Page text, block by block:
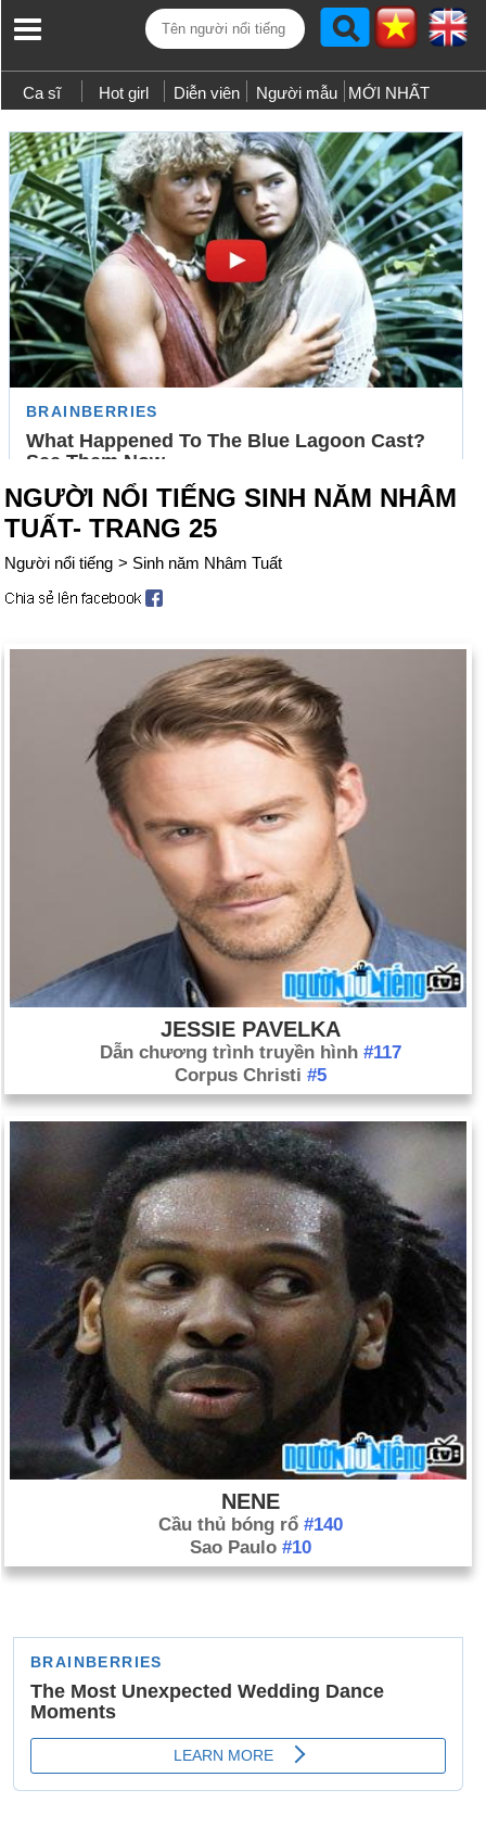
Ca sĩ Hot girl Diễn viên Người mẫu MỚI NHẤT
NGƯỜI NỔI TIẾNG SINH NĂM NHÂM
TUẤT- TRANG 25
Người nổi tiếng > Sinh năm Nhâm Tuất
JESSIE PAVELKA
Dẫn chương trình truyền hình #117
Corpus Christi #5
NENE
Cầu thủ bóng rổ #140
Sao Paulo #10